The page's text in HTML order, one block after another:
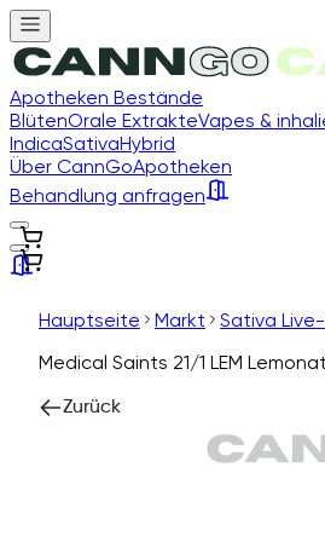
Apotheken Bestände
BlütenOrale ExtrakteVapes &
IndicaSativaHybrid
Über CannGoApotheken
Behandlung anfragen
Hauptseite Markt
Sativa
Medical Saints 21/1 LEM
Zurück